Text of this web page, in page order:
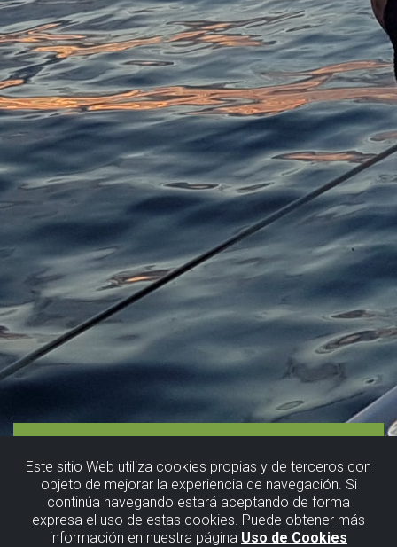
Este sitio Web utiliza cookies propias y de terceros con
objeto de mejorar la experiencia de navegación. Si
continúa navegando estará aceptando de forma
expresa el uso de estas cookies. Puede obtener más
información en nuestra página Uso de Cookies